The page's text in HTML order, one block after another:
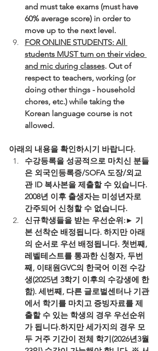
and must take exams (must have
60% average score) in order to
move up to the next level.
FOR ONLINE STUDENTS: All
students MUST turn on their video
and mic during classes. Out of
respect to teachers, working (or
doing other things - household
chores, etc.) while taking the
Korean language course is not
allowed.
아래의 내용을 확인하시기 바랍니다.
수강등록을 성공적으로 마치신 분들
은 외국인등록증/SOFA 도장/외교
관 ID 복사본을 제출할 수 있습니다.
2008년 이후 출생자는 미성년자로
간주되어 신청할 수 없습니다.
신규학생들을 받는 우선순위:► 기
본 선착순 배정됩니다. 하지만 아래
의 순서로 우선 배정됩니다. 첫번째,
레벨테스트를 통과한 신청자, 두번
째, 이태원GVC의 한국어 이전 수강
생(2025년 3학기 이후의 수강생에 한
함). 세번째, 다른 글로벌센터나 기관
에서 학기를 마치고 증빙자료를 제
출할 수 있는 학생의 경우 우선순위
가 됩니다.하지만 세가지의 경우 모
두 거주 기간이 전체 학기(2026년3월